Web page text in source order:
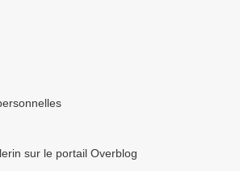
sur le portail Overblog